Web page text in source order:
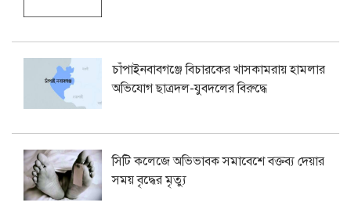
চাঁপাইনবাবগঞ্জে বিচারকের খাসকামরায় হামলার
অভিযোগ ছাত্রদল-যুবদলের বিরুদ্ধে
সিটি কলেজে অভিভাবক সমাবেশে বক্তব্য দেয়ার
সময় বৃদ্ধের মৃত্যু